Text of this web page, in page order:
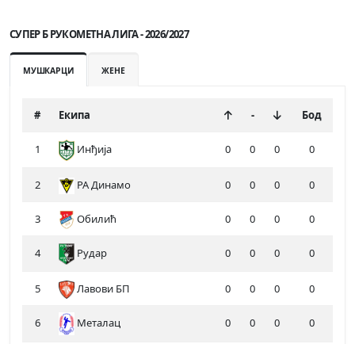
СУПЕР Б РУКОМЕТНА ЛИГА - 2026/2027
МУШКАРЦИ ЖЕНЕ
# Екипа - Бод
1 Инђија 0 0 0 0
2 РА Динамо 0 0 0 0
3 Обилић 0 0 0 0
4 Рудар 0 0 0 0
5 Лавови БП 0 0 0 0
6 Металац 0 0 0 0